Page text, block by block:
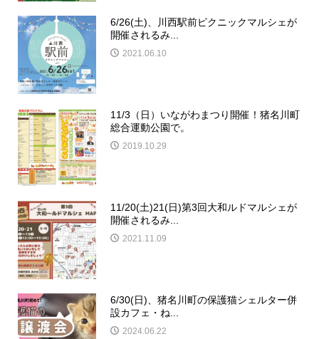
6/26(土)、川西駅前ピクニックマルシェが
開催されるみ...
2021.06.10
11/3（日）いながわまつり開催！猪名川町
総合運動公園で。
2019.10.29
11/20(土)21(日)第3回大和ルドマルシェが
開催されるみ...
2021.11.09
6/30(日)、猪名川町の保護猫シェルター併
設カフェ・ね...
2024.06.22